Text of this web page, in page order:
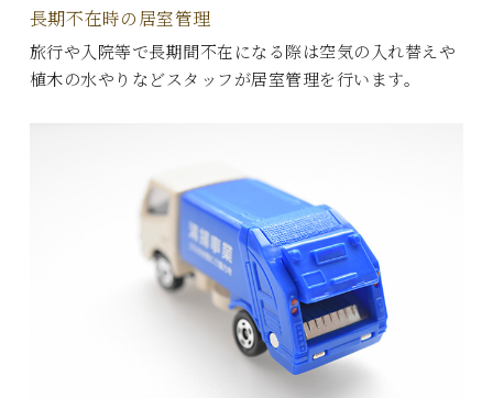
長期不在時の居室管理
旅行や入院等で長期間不在になる際は空気の入れ替えや
植木の水やりなどスタッフが居室管理を行います。